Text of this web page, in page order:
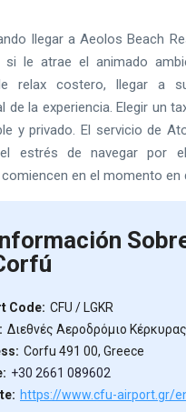
llegar a Aeolos Beach
si le atrae el animado
relax costero, llegar a
de la experiencia. Elegir un
y privado. El servicio de
el estrés de navegar por
en el momento en
Code: CFU / LGKR
Διεθνές Αεροδρόμιο
Corfu 491 00, Greece
+30 2661 089602
https://www.cfu-airport.gr/